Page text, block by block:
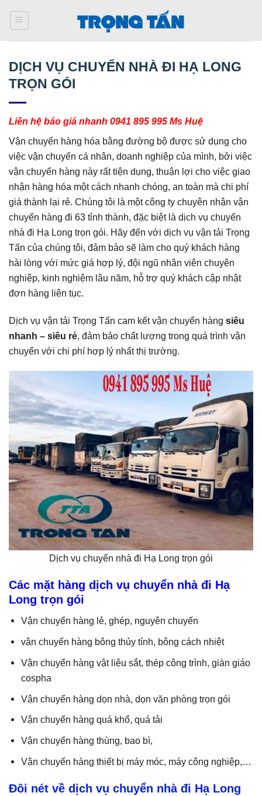
qua
DỊCH VỤ CHUYỂN NHÀ ĐI HẠ LONG
TRỌN GÓI
Liên hệ báo giá nhanh 0941 895 995 Ms Huệ
Vận chuyển hàng hóa bằng đường bộ được sử dụng cho
việc vận chuyển cá nhân, doanh nghiệp của mình, bởi việc
vận chuyển hàng này rất tiện dụng, thuận lợi cho việc giao
nhận hàng hóa một cách nhanh chóng, an toàn mà chi phí
giá thành lại rẻ. Chúng tôi là một công ty chuyên nhận vận
chuyển hàng đi 63 tỉnh thành, đặc biệt là dịch vụ chuyển
nhà đi Hạ Long trọn gói. Hãy đến với dịch vụ vận tải Trọng
Tấn của chúng tôi, đảm bảo sẽ làm cho quý khách hàng
hài lòng với mức giá hợp lý, đội ngũ nhân viên chuyên
nghiệp, kinh nghiệm lâu năm, hỗ trợ quý khách cập nhật
đơn hàng liên tục.
Dịch vụ vận tải Trọng Tấn cam kết vận chuyển hàng siêu
nhanh – siêu rẻ, đảm bảo chất lượng trong quá trình vận
chuyển với chi phí hợp lý nhất thị trường.
Dịch vụ chuyển nhà đi Hạ Long trọn gói
Các mặt hàng dịch vụ chuyển nhà đi Hạ
Long trọn gói
Vận chuyển hàng lẻ, ghép, nguyên chuyến
vận chuyển hàng bông thủy tính, bông cách nhiệt
Vận chuyển hàng vật liệu sắt, thép công trình, giàn giáo
cospha
Vận chuyển hàng dọn nhà, dọn văn phòng trọn gói
Vận chuyển hàng quá khổ, quá tải
Vận chuyển hàng thùng, bao bì,
Vận chuyển hàng thiết bị máy móc, máy công nghiệp,…
Đôi nét về dịch vụ chuyển nhà đi Hạ Long